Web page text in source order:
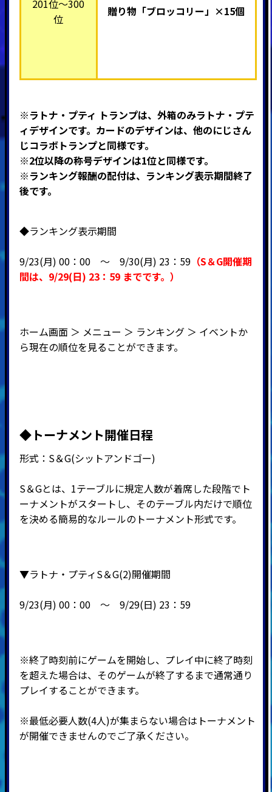
201位～300
位
贈り物「ブロッコリー」×15個
※ラトナ・プティ トランプは、 外箱のみラトナ・プテ
ィデザインです。カードのデザインは、他のにじさん
じコラボトランプと同様です。
※2位以降の称号デザインは1位と同様です。
※ランキング報酬の配付は、ランキング表示期間終了
後です。
◆ランキング表示期間
9/23(月) 00：00 ～ 9/30(月) 23：59（S＆G開催期
間は、9/29(日) 23：59 までです。）
ホーム画面 ＞ メニュー ＞ ランキング ＞ イベントか
ら現在の順位を見ることができます。
◆トーナメント開催日程
形式： S＆G(シットアンドゴー)
S＆Gとは、1テーブルに規定人数が着席した段階でト
ーナメントがスタートし、そのテーブル内だけで順位
を決める簡易的なルールのトーナメント形式です。
▼ラトナ・プティS＆G(2)開催期間
9/23(月) 00：00 ～ 9/29(日) 23：59
※終了時刻前にゲームを開始し、プレイ中に終了時刻
を超えた場合は、そのゲームが終了するまで通常通り
プレイすることができます。
※最低必要人数(4人)が集まらない場合はトーナメント
が開催できませんのでご了承ください。